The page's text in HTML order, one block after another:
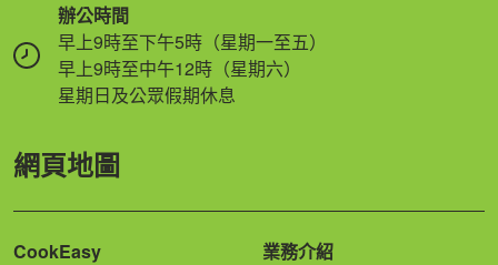
辦公時間
早上9時至下午5時（星期一至五）
早上9時至中午12時（星期六）
星期日及公眾假期休息
網頁地圖
CookEasy 業務介紹